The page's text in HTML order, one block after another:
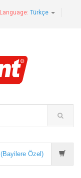
Language: Türkçe
(Bayilere Özel)